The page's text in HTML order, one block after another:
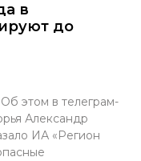
в
до
этом в телеграм-
Александр
ИА «Регион